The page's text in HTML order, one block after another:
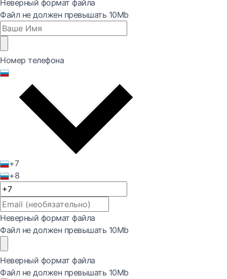
Неверный формат файла
Файл не должен превышать 10Mb
Номер телефона
+7
+8
Неверный формат файла
Файл не должен превышать 10Mb
Неверный формат файла
Файл не должен превышать 10Mb